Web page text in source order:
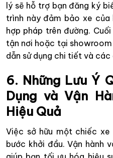
lý sẽ hỗ trợ bạn đăng ký
trình này đảm bảo xe
hợp pháp trên đường.
tận nơi hoặc tại
dẫn sử dụng chi tiết và các
6. Những Lưu Ý
Dụng và Vận
Hiệu Quả
Việc sở hữu một chiếc
bước khởi đầu. Vận hành